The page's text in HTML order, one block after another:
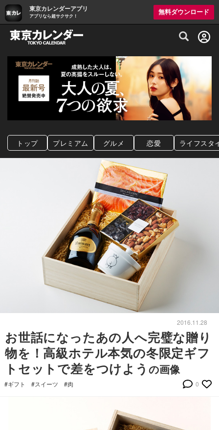
東京カレンダーアプリ
アプリなら超サクサク！
無料ダウンロード
グルメ情報・プレミアムレストラン予約
トップ プレミアム グルメ 恋愛 ライフスタ
2016.11.28
お世話になったあの人へ完璧な贈り
物を！高級ホテル本気の冬限定ギフ
トセットで差をつけよう の画像
#ギフト #スイーツ #肉 0